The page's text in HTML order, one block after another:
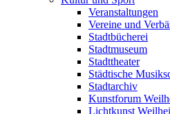
Veranstaltungen
Vereine und
Stadtbücherei
Stadtmuseum
Stadttheater
Städtische
Stadtarchiv
Kunstforum
Lichtkunst